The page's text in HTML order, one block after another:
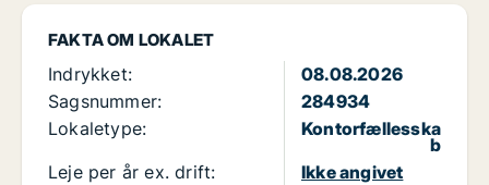
FAKTA OM LOKALET
Indrykket:
08.08.2026
Sagsnummer:
284934
Lokaletype:
Kontorfællesska
b
Leje per år ex. drift:
Ikke angivet